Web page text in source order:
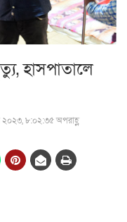
হাসপাতালে
২০২৩, ৮:০২:৩৫ অপরাহ্ণ